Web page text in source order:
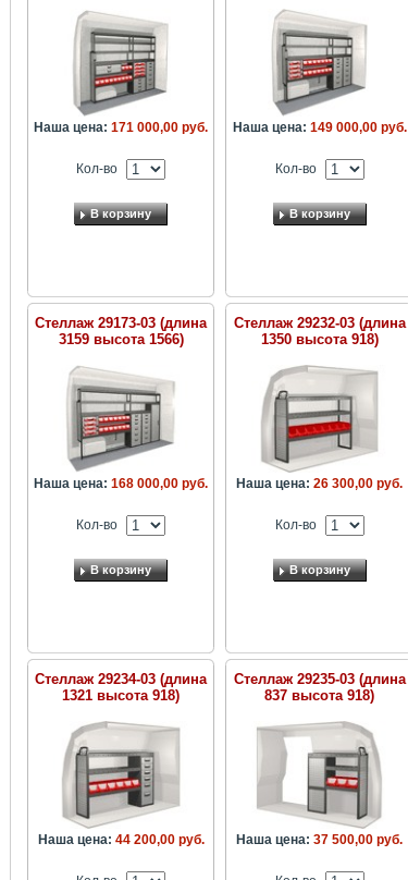
Наша цена: 171 000,00 руб.
Кол-во
В корзину
Наша цена: 149 000,00 руб.
Кол-во
В корзину
Стеллаж 29173-03 (длина
3159 высота 1566)
Наша цена: 168 000,00 руб.
Кол-во
В корзину
Стеллаж 29232-03 (длина
1350 высота 918)
Наша цена: 26 300,00 руб.
Кол-во
В корзину
Стеллаж 29234-03 (длина
1321 высота 918)
Наша цена: 44 200,00 руб.
Стеллаж 29235-03 (длина
837 высота 918)
Наша цена: 37 500,00 руб.